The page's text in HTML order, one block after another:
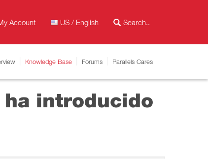
Account US / English
Knowledge Base Forums Parallels Cares
ha introducido